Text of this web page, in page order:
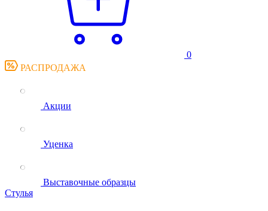
0
РАСПРОДАЖА
Акции
Уценка
Выставочные образцы
Стулья